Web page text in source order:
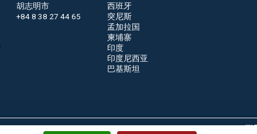
胡志明市
+84 8 38 27 44 65
西班牙
突尼斯
孟加拉国
柬埔寨
印度
印度尼西亚
巴基斯坦
联